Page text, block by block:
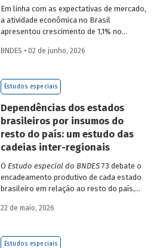
Em linha com as expectativas de mercado,
a atividade econômica no Brasil
apresentou crescimento de 1,1% no
imediatamente anterior, na série ajustada
próximos meses no
BNDES • 02 de junho, 2026
Estudos especiais
Dependências dos estados
brasileiros por insumos do
resto do país: um estudo das
cadeias inter-regionais
O Estudo especial do BNDES73 debate o
encadeamento produtivo de cada estado
brasileiro em relação ao resto do país,
quanto o estímulo a um estado ou setor
metodologia de construção de matrizes
22 de maio, 2026
Estudos especiais